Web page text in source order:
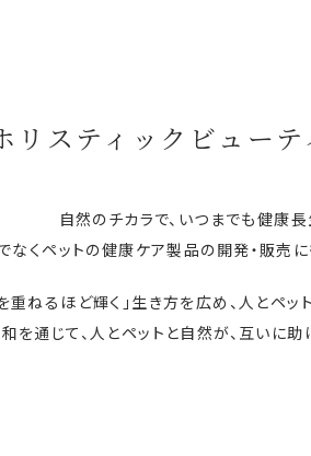
リスティックビュー
自然のチカラで、いつまでも健康長
なくペットの健康ケア製品の開発・販売
ねるほど輝く」生き方を広め、 人とペッ
を通じて、 人とペットと自然が、互いに助